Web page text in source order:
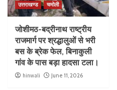
उत्तराखण्ड चमोली
जोशीमठ-बद्रीनाथ राष्ट्रीय
राजमार्ग पर श्रद्धालुओं से भरी
बस के ब्रेक फेल, बिनाकुली
गांव के पास बड़ा हादसा टला।
hinwali June 11, 2026